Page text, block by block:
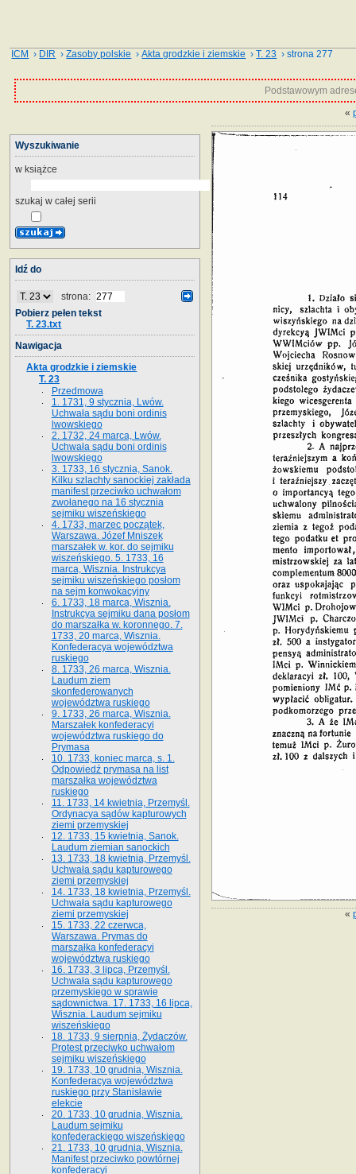
ICM › DIR ›Zasoby polskie ›Akta grodzkie i ziemskie ›T. 23 › strona 277
Podstawowym
«
«
Wyszukiwanie
w książce
szukaj w całej serii
Idź do
strona:
Pobierz pełen tekst
T. 23.txt
Nawigacja
Akta grodzkie i ziemskie
T. 23
Przedmowa
1. 1731, 9 stycznia, Lwów.
Uchwała sądu boni ordinis
lwowskiego
2. 1732, 24 marca, Lwów.
Uchwała sądu boni ordinis
lwowskiego
3. 1733, 16 stycznia, Sanok.
Kilku szlachty sanockiej zakłada
manifest przeciwko uchwałom
zwołanego na 16 stycz­nia
sejmiku wiszeńskiego
4. 1733, marzec początek,
Warszawa. Józef Mniszek
marszałek w. kor. do sejmiku
wiszeńskiego. 5. 1733, 16
marca, Wisznia. Instrukcya
sejmiku wiszeńskiego posłom
na sejm konwokacyjny
6. 1733, 18 marca, Wisznia.
Instrukcya sejmiku dana posłom
do marszałka w. koronnego. 7.
1733, 20 marca, Wisznia.
Konfederacya województwa
ruskiego
8. 1733, 26 marca, Wisznia.
Laudum ziem
skonfederowanych
województwa ruskiego
9. 1733, 26 marca, Wisznia.
Marszałek konfederacyi
województwa ruskiego do
Prymasa
10. 1733, koniec marca, s. 1.
Odpowiedź prymasa na list
marszałka województwa
ruskiego
11. 1733, 14 kwietnia, Przemyśl.
Ordynacya sądów kapturowych
ziemi przemyskiej
12. 1733, 15 kwietnia, Sanok.
Laudum ziemian sanockich
13. 1733, 18 kwietnia, Przemyśl.
Uchwała sądu kapturowego
ziemi przemyskiej
14. 1733, 18 kwietnia, Przemyśl.
Uchwała sądu kapturowego
ziemi przemyskiej
15. 1733, 22 czerwca,
Warszawa. Prymas do
marszałka konfederacyi
województwa ruskiego
16. 1733, 3 lipca, Przemyśl.
Uchwała sądu kapturowego
przemyskiego w sprawie
sądownictwa. 17. 1733, 16 lipca,
Wisznia. Laudum sejmiku
wiszeńskiego
18. 1733, 9 sierpnia, Żydaczów.
Protest przeciwko uchwałom
sejmiku wiszeńskiego
19. 1733, 10 grudnia, Wisznia.
Konfederacya województwa
ruskiego przy Stanisławie
elekcie
20. 1733, 10 grudnia, Wisznia.
Laudum sejmiku
konfederackiego wiszeńskiego
21. 1733, 10 grudnia, Wisznia.
Manifest przeciwko powtórnej
konfederacyi